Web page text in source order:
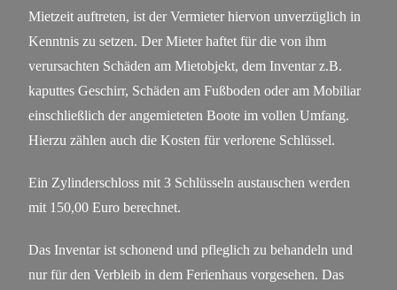
Mietzeit auftreten, ist der Vermieter hiervon unverzüglich in
Kenntnis zu setzen. Der Mieter haftet für die von ihm
verursachten Schäden am Mietobjekt, dem Inventar z.B.
kaputtes Geschirr, Schäden am Fußboden oder am Mobiliar
einschließlich der angemieteten Boote im vollen Umfang.
Hierzu zählen auch die Kosten für verlorene Schlüssel.
Ein Zylinderschloss mit 3 Schlüsseln austauschen werden
mit 150,00 Euro berechnet.
Das Inventar ist schonend und pfleglich zu behandeln und
nur für den Verbleib in dem Ferienhaus vorgesehen. Das